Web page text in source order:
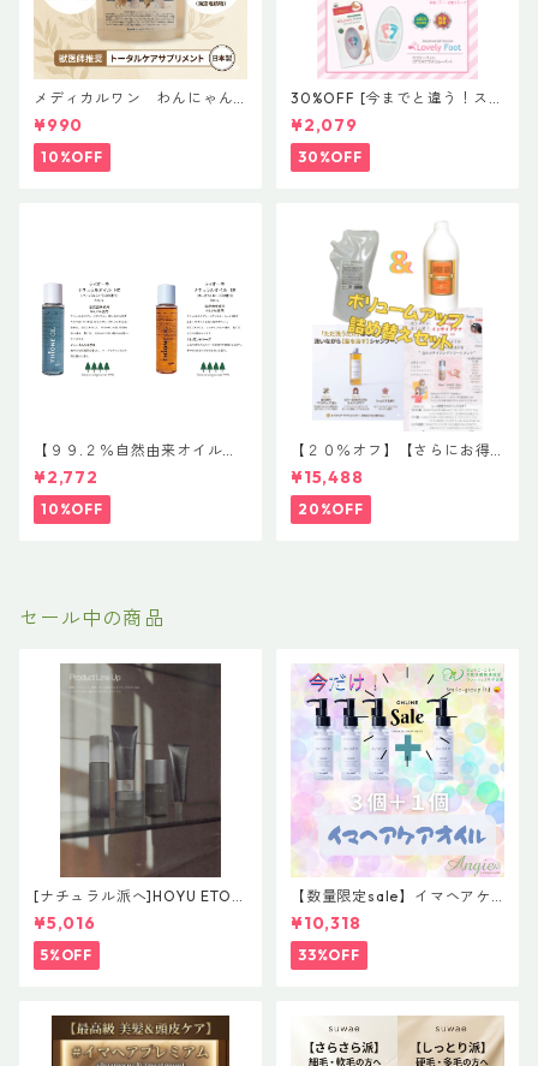
メディカルワン わんにゃん
元気ing ビッツタイプ 犬用
¥990
10%OFF
30%OFF [今までと違う！スゴ
イ！！かかと角質削り]Lovely
foot ラブリーフット グラスケ
ラスリムーバー
¥2,079
30%OFF
【９９.２％自然由来オイル】
【髪＆全身OK】【濡れ髪にお
すすめ】【コスパ最強】ティ
オーネ ナチュラルオイル 80m
L
¥2,772
10%OFF
【２０％オフ】【さらにお得
な詰め替え】【髪のボリュー
ムアップコンビ】イマヘアケ
アシャンプー８００ml＆イン
サイドクア１０００ml
¥15,488
20%OFF
セール中の商品
[ナチュラル派へ]HOYU ETOR
AS【Effortless Line】レアバ
ーム＆グレイズオイルセット
¥5,016
5%OFF
【数量限定sale】イマヘアケ
アオイル３＋１ キャンペー
ン 今だけまとめ買い 4個セ
ット
¥10,318
33%OFF